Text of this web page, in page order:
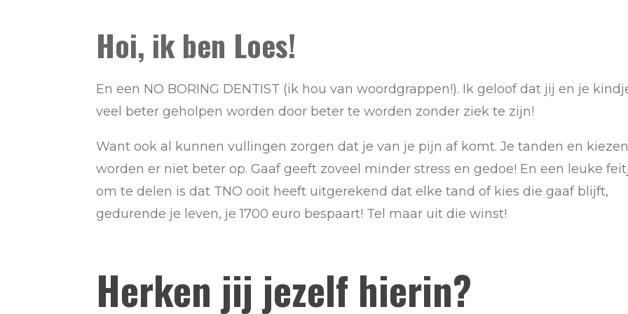
Hoi, ik ben Loes!
En een NO BORING DENTIST (ik hou van woordgrappen!). Ik geloof dat jij en je
veel beter geholpen worden door beter te worden zonder ziek te zijn!
Want ook al kunnen vullingen zorgen dat je van je pijn af komt. Je tanden en kiezen
worden er niet beter op. Gaaf geeft zoveel minder stress en gedoe! En een leuke
om te delen is dat TNO ooit heeft uitgerekend dat elke tand of kies die gaaf blijft,
gedurende je leven, je 1700 euro bespaart! Tel maar uit die winst!
Herken jij jezelf hierin?